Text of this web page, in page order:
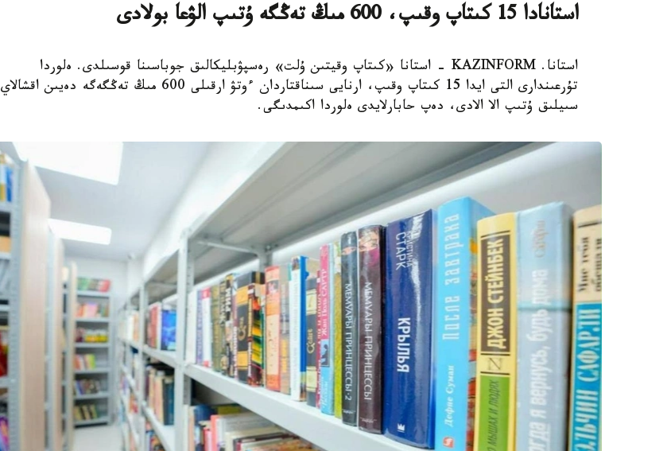
استانادا 15 كىتاپ وقىپ، 600 مىڭ تەڭگە ۇتىپ الۋعا بولادى
استانا. KAZINFORM - استانا «كىتاپ وقيتىن ۇلت» رەسپۋبليكالىق جوباسىنا قوسىلدى. ەلوردا
تۇرعىندارى التى ايدا 15 كىتاپ وقىپ، ارنايى سىناقتاردان ءوتۋ ارقىلى 600 مىڭ تەڭگەگە دەيىن اقشالاي
سىيلىق ۇتىپ الا الادى، دەپ حابارلايدى ەلوردا اكىمدىگى.